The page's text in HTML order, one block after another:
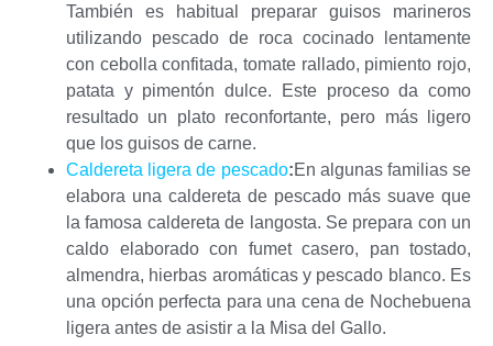
También es habitual preparar guisos marineros
utilizando pescado de roca cocinado lentamente
con cebolla confitada, tomate rallado, pimiento rojo,
patata y pimentón dulce. Este proceso da como
resultado un plato reconfortante, pero más ligero
que los guisos de carne.
Caldereta ligera de pescado:En algunas familias se
elabora una caldereta de pescado más suave que
la famosa caldereta de langosta. Se prepara con un
caldo elaborado con fumet casero, pan tostado,
almendra, hierbas aromáticas y pescado blanco. Es
una opción perfecta para una cena de Nochebuena
ligera antes de asistir a la Misa del Gallo.